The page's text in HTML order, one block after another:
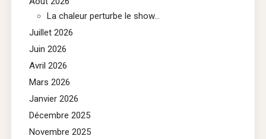
La chaleur perturbe le show...
Juillet 2026
Juin 2026
Avril 2026
Mars 2026
Janvier 2026
Décembre 2025
Novembre 2025